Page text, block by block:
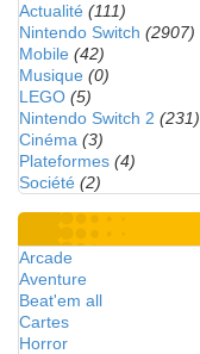
Actualité (111)
Nintendo Switch (2907)
Mobile (42)
Musique (0)
LEGO (5)
Nintendo Switch 2 (231)
Cinéma (3)
Plateformes (4)
Société (2)
Arcade
Aventure
Beat'em all
Cartes
Horror